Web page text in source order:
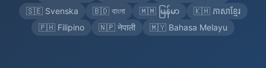
🇸🇪 Svenska
🇧🇩 বাংলা 🇲🇲 မြန်မာ
🇰🇭 ភាសាខ្មែរ
🇵🇭 Filipino
🇳🇵 नेपाली 🇲🇾 Bahasa Melayu